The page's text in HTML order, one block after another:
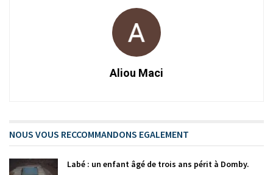
Aliou Maci
NOUS VOUS RECCOMMANDONS EGALEMENT
Labé : un enfant âgé de trois ans périt à Domby.